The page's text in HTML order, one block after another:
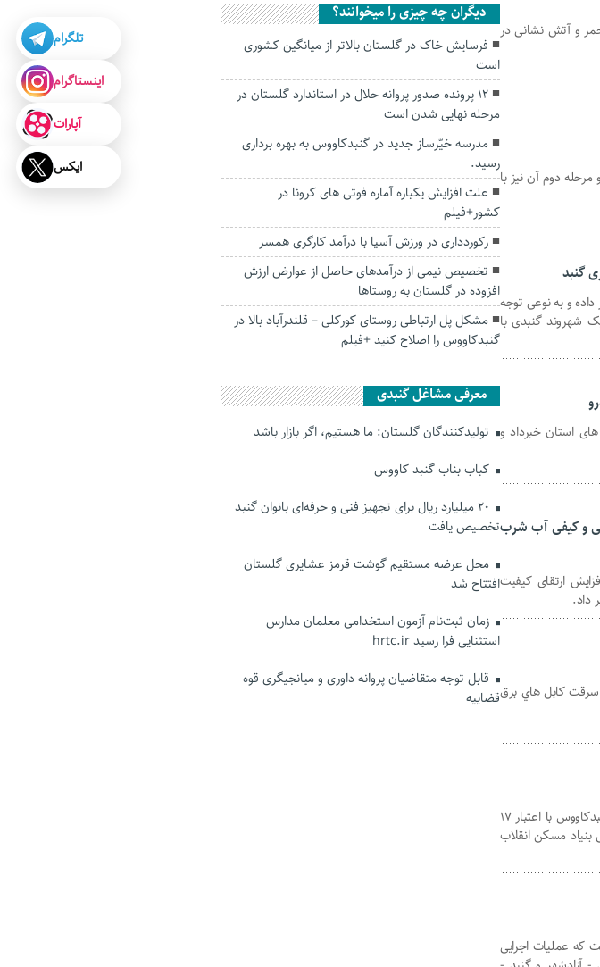
و آتش نشانی در
دوم آن نیز با
گنبد
و به نوعی توجه
شهروند گنبدی با
دو هزار و ۲۳۴ خودرو از ورودی های استان خبرداد و
و کیفی آب شرب
ارتقای کیفیت
استان از دستگيري سارق سابقه دار و كشف 20 فقره سرقت كابل هاي‌ برق
مرحله دوم اجرای طرح هادی روستای مرزی "کرند" از توابع بخش داشلی‌برون گنبدکاووس با اعتبار ۱۷
بنیاد مسکن انقلاب
که عملیات اجرایی
دیگران چه چیزی را میخوانند؟
فرسایش خاک در گلستان بالاتر از میانگین کشوری
است
۱۲ پرونده صدور پروانه حلال در استاندارد گلستان در
مرحله نهایی شدن است
مدرسه خیّرساز جدید در گنبدکاووس به بهره برداری
رسید.
علت افزایش یکباره آماره فوتی های کرونا در
کشور+فیلم
رکوردداری در ورزش آسیا با درآمد کارگری همسر
تخصیص نیمی از درآمد‌های حاصل از عوارض ارزش
افزوده در گلستان به روستا‌ها
مشکل پل ارتباطی روستای کورکلی – قلندرآباد بالا در
گنبدکاووس را اصلاح کنید +فیلم
معرفی مشاغل گنبدی
تولیدکنندگان گلستان: ما هستیم، اگر بازار باشد
کباب بناب گنبد کاووس
۲۰ میلیارد ریال برای تجهیز فنی و حرفه‌ای بانوان گنبد
تخصیص یافت
محل عرضه مستقیم گوشت قرمز عشایری گلستان
افتتاح شد
زمان ثبت‌نام آزمون استخدامی معلمان مدارس
استثنایی فرا رسید hrtc.ir
قابل توجه متقاضیان پروانه داوری و میانجیگری قوه
قضاییه
تلگرام
اینستاگرام
آپارات
ایکس